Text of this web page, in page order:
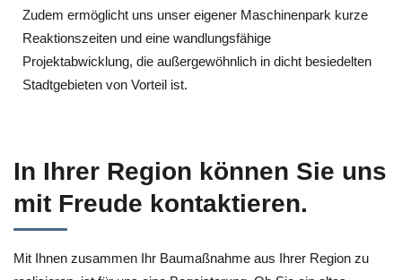
Zudem ermöglicht uns unser eigener Maschinenpark kurze
Reaktionszeiten und eine wandlungsfähige
Projektabwicklung, die außergewöhnlich in dicht besiedelten
Stadtgebieten von Vorteil ist.
In Ihrer Region können Sie uns
mit Freude kontaktieren.
Mit Ihnen zusammen Ihr Baumaßnahme aus Ihrer Region zu